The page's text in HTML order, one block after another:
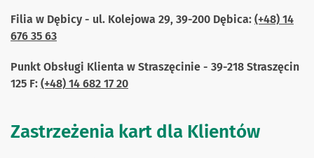
Filia w Dębicy - ul. Kolejowa 29, 39-200 Dębica: (+48) 14
676 35 63
Punkt Obsługi Klienta w Straszęcinie - 39-218 Straszęcin
125 F: (+48) 14 682 17 20
Zastrzeżenia kart dla Klientów